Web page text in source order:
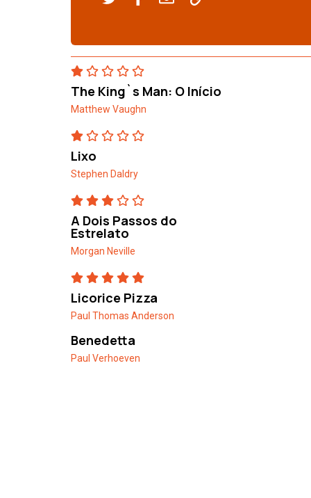
The King`s Man: O Início
Matthew Vaughn
Lixo
Stephen Daldry
A Dois Passos do
Estrelato
Morgan Neville
Licorice Pizza
Paul Thomas Anderson
Benedetta
Paul Verhoeven